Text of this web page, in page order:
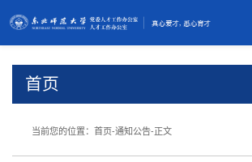
首页
当前您的位置： 首页-通知公告-正文